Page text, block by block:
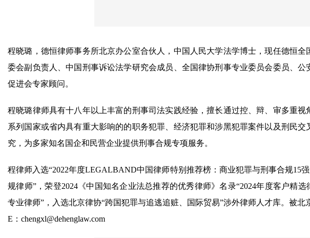
程晓璐，德恒律师事务所北京办公室合伙人，中国人民大学法学博士，现任德恒
委会副负责人、中国刑事诉讼法学研究会成员、全国律协刑事专业委员会委员、
促进会专家顾问。
程晓璐律师具有十八年以上丰富的刑事司法实践经验，擅长通过控、辩、审多重
系列国家或省内具有重大影响的的职务犯罪、经济犯罪和涉黑犯罪案件以及刑民
究，为多家知名国企和民营企业提供刑事合规专项服务。
程律师入选“2022年度LEGALBAND中国律师特别推荐榜：商业犯罪与刑事合规15
规律师”，荣登2024《中国知名企业法总推荐的优秀律师》名录“2024年度客户精
专业律师”，入选北京律协“跨国犯罪与追逃追赃、国际贸易”涉外律师人才库。被北
E：chengxl@dehenglaw.com